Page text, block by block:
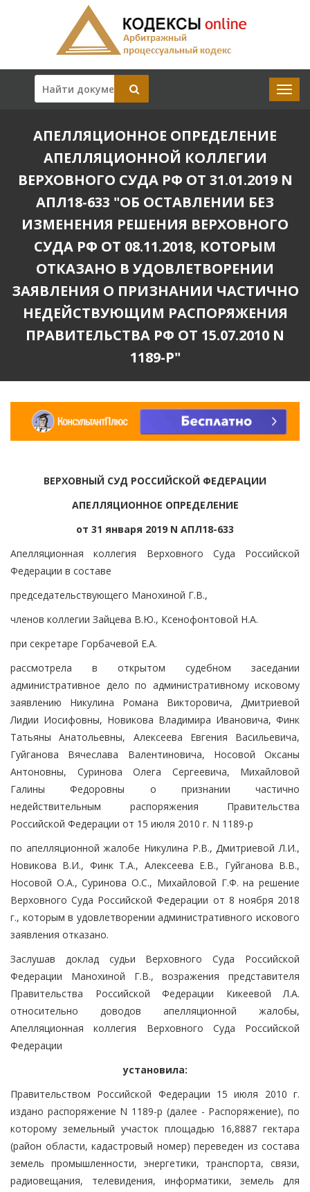
АПЕЛЛЯЦИОННОЕ ОПРЕДЕЛЕНИЕ
АПЕЛЛЯЦИОННОЙ КОЛЛЕГИИ
ВЕРХОВНОГО СУДА РФ ОТ 31.01.2019 N
АПЛ18-633 "ОБ ОСТАВЛЕНИИ БЕЗ
ИЗМЕНЕНИЯ РЕШЕНИЯ ВЕРХОВНОГО
СУДА РФ ОТ 08.11.2018, КОТОРЫМ
ОТКАЗАНО В УДОВЛЕТВОРЕНИИ
ЗАЯВЛЕНИЯ О ПРИЗНАНИИ ЧАСТИЧНО
НЕДЕЙСТВУЮЩИМ РАСПОРЯЖЕНИЯ
ПРАВИТЕЛЬСТВА РФ ОТ 15.07.2010 N
1189-Р"
ВЕРХОВНЫЙ СУД РОССИЙСКОЙ ФЕДЕРАЦИИ
АПЕЛЛЯЦИОННОЕ ОПРЕДЕЛЕНИЕ
от 31 января 2019 N АПЛ18-633
Апелляционная коллегия Верховного Суда Российской
Федерации в составе
председательствующего Манохиной Г.В.,
членов коллегии Зайцева В.Ю., Ксенофонтовой Н.А.
при секретаре Горбачевой Е.А.
рассмотрела в открытом судебном заседании
административное дело по административному исковому
заявлению Никулина Романа Викторовича, Дмитриевой
Лидии Иосифовны, Новикова Владимира Ивановича, Финк
Татьяны Анатольевны, Алексеева Евгения Васильевича,
Гуйганова Вячеслава Валентиновича, Носовой Оксаны
Антоновны, Суринова Олега Сергеевича, Михайловой
Галины Федоровны о признании частично
недействительным распоряжения Правительства
Российской Федерации от 15 июля 2010 г. N 1189-р
по апелляционной жалобе Никулина Р.В., Дмитриевой Л.И.,
Новикова В.И., Финк Т.А., Алексеева Е.В., Гуйганова В.В.,
Носовой О.А., Суринова О.С., Михайловой Г.Ф. на решение
Верховного Суда Российской Федерации от 8 ноября 2018
г., которым в удовлетворении административного искового
заявления отказано.
Заслушав доклад судьи Верховного Суда Российской
Федерации Манохиной Г.В., возражения представителя
Правительства Российской Федерации Кикеевой Л.А.
относительно доводов апелляционной жалобы,
Апелляционная коллегия Верховного Суда Российской
Федерации
установила:
Правительством Российской Федерации 15 июля 2010 г.
издано распоряжение N 1189-р (далее - Распоряжение), по
которому земельный участок площадью 16,8887 гектара
(район области, кадастровый номер) переведен из состава
земель промышленности, энергетики, транспорта, связи,
радиовещания, телевидения, информатики, земель для